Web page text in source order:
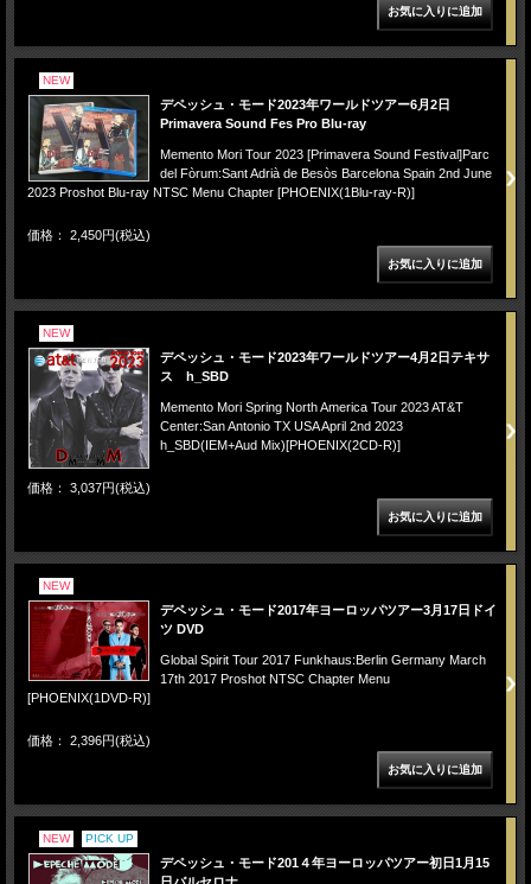
NEW
デペッシュ・モード2023年ワールドツアー6月2日
Primavera Sound Fes Pro Blu-ray
Memento Mori Tour 2023 [Primavera Sound Festival]Parc
del Fòrum:Sant Adrià de Besòs Barcelona Spain 2nd June
2023 Proshot Blu-ray NTSC Menu Chapter [PHOENIX(1Blu-ray-R)]
価格： 2,450円(税込)
NEW
デペッシュ・モード2023年ワールドツアー4月2日テキサ
ス h_SBD
Memento Mori Spring North America Tour 2023 AT&T
Center:San Antonio TX USA April 2nd 2023
h_SBD(IEM+Aud Mix)[PHOENIX(2CD-R)]
価格： 3,037円(税込)
NEW
デペッシュ・モード2017年ヨーロッパツアー3月17日ドイ
ツ DVD
Global Spirit Tour 2017 Funkhaus:Berlin Germany March
17th 2017 Proshot NTSC Chapter Menu
[PHOENIX(1DVD-R)]
価格： 2,396円(税込)
NEW PICK UP
デペッシュ・モード201４年ヨーロッパツアー初日1月15